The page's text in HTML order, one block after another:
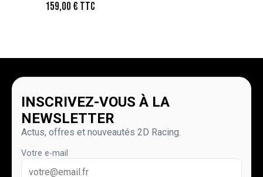
159,00€ TTC
INSCRIVEZ-VOUS À LA
NEWSLETTER
Actus, offres et nouveautés 2D Racing.
Votre e-mail